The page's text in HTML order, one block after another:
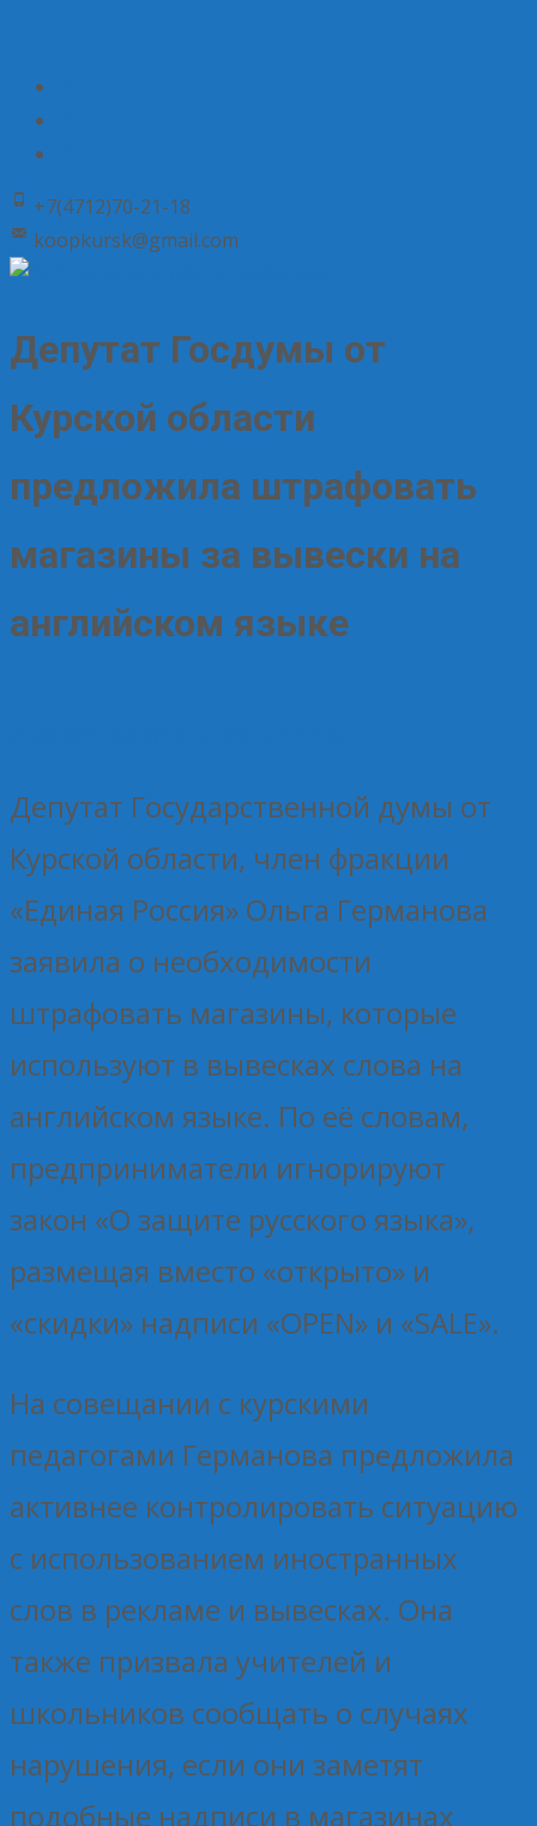
+7(4712)70-21-18
koopkursk@gmail.com
Депутат Госдумы от
Курской области
предложила штрафовать
магазины за вывески на
английском языке
Депутат Государственной думы от
Курской области, член фракции
«Единая Россия» Ольга Германова
заявила о необходимости
штрафовать магазины, которые
используют в вывесках слова на
английском языке. По её словам,
предприниматели игнорируют
закон «О защите русского языка»,
размещая вместо «открыто» и
«скидки» надписи «OPEN» и «SALE».
На совещании с курскими
педагогами Германова предложила
активнее контролировать ситуацию
с использованием иностранных
слов в рекламе и вывесках. Она
также призвала учителей и
школьников сообщать о случаях
нарушения, если они заметят
подобные надписи в магазинах